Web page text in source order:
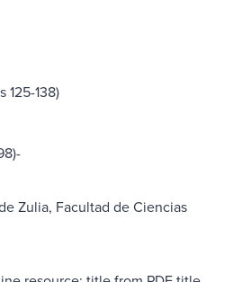
125-138)
Zulia, Facultad de Ciencias